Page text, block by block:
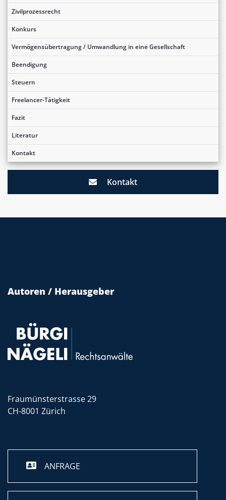
Zivilprozessrecht
Konkurs
Vermögensübertragung / Umwandlung in eine Gesellschaft
Beendigung
Steuern
Freelancer-Tätigkeit
Fazit
Literatur
Kontakt
Kontakt
Autoren / Herausgeber
Fraumünsterstrasse 29
CH-8001 Zürich
ANFRAGE